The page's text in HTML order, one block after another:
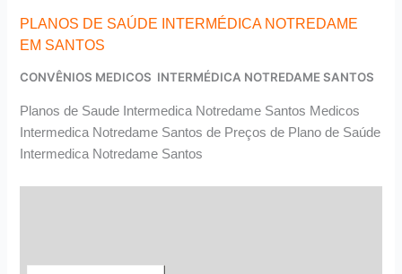
PLANOS DE SAÚDE INTERMÉDICA NOTREDAME
EM SANTOS
CONVÊNIOS MEDICOS INTERMÉDICA NOTREDAME SANTOS
Planos de Saude Intermedica Notredame Santos Medicos
Intermedica Notredame Santos de Preços de Plano de Saúde
Intermedica Notredame Santos